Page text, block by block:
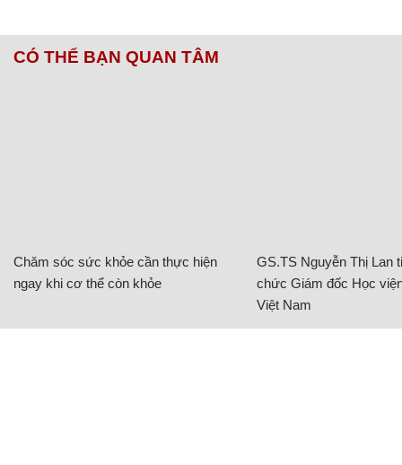
CÓ THỂ BẠN QUAN TÂM
Chăm sóc sức khỏe cần thực hiện
ngay khi cơ thể còn khỏe
GS.TS Nguyễn Thị Lan
chức Giám đốc Học
Việt Nam